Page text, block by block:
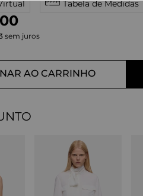
Tabela de Medidas
00
sem juros
AO CARRINHO